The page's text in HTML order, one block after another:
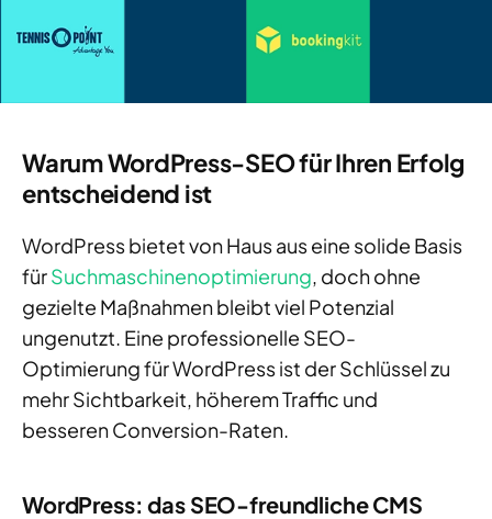
Warum WordPress-SEO für Ihren Erfolg
entscheidend ist
WordPress bietet von Haus aus eine solide Basis
fürSuchmaschinenoptimierung, doch ohne
gezielte Maßnahmen bleibt viel Potenzial
ungenutzt. Eine professionelle SEO-
Optimierung für WordPress ist der Schlüssel zu
mehr Sichtbarkeit, höherem Traffic und
besseren Conversion-Raten.
WordPress: das SEO-freundliche CMS